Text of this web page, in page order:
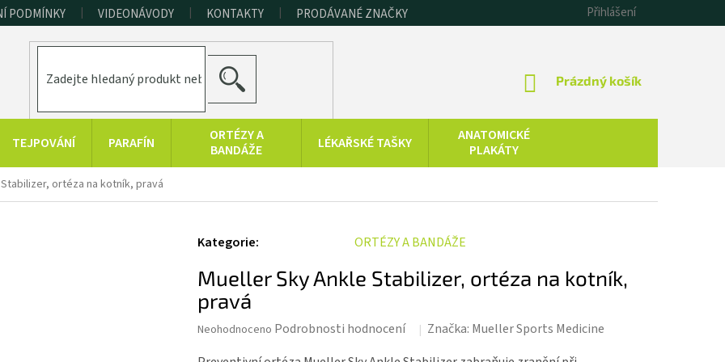
PODMÍNKY VIDEONÁVODY KONTAKTY PRODÁVANÉ ZNAČKY Přihlášení
HLEDAT
NÁKUPNÍ
Prázdný košík
TEJPOVÁNÍ PARAFÍN
ORTÉZY A
BANDÁŽE
LÉKAŘSKÉ TAŠKY
ANATOMICKÉ
PLAKÁTY
POMŮCKY
SPORT A
FITNESS
VÝROBKY
TERAPIE
MRTVÉHO MOŘE
STŘÍBRO,
ortéza na kotník, pravá
Kategorie: ORTÉZY A BANDÁŽE
Mueller Sky Ankle Stabilizer, ortéza na kotník,
pravá
Průměrné
produktu
Neohodnoceno Podrobnosti hodnocení Značka: Mueller Sports Medicine